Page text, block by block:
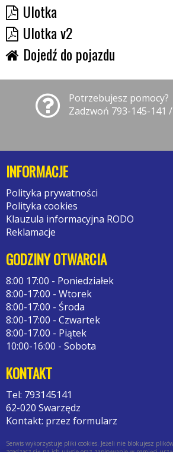
Ulotka
Ulotka v2
Dojedź do pojazdu
Potrzebujesz pomocy?
Zadzwoń 793-145-141
INFORMACJE
Polityka prywatności
Polityka cookies
Klauzula informacyjna RODO
Reklamacje
GODZINY OTWARCIA
8:00 17:00 - Poniedziałek
8:00-17:00 - Wtorek
8:00-17:00 - Środa
8:00-17:00 - Czwartek
8:00-17.00 - Piątek
10:00-16:00 - Sobota
KONTAKT
Tel: 793145141
62-020 Swarzędz
Kontakt: przez formularz
Serwis wykorzystuje pliki cookies. Jeżeli nie blokujesz
zgadzasz się na ich użycie oraz zapisywanie w pamięci